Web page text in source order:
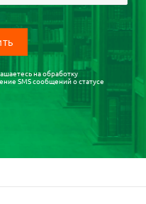
наобработку
SMS сообщений о статусе